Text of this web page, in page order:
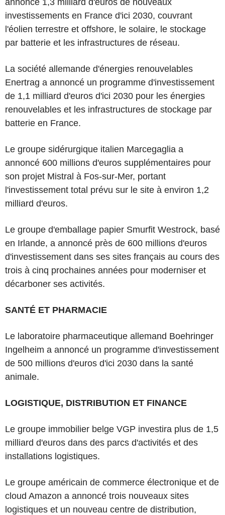
investissements en France d'ici 2030, couvrant
l'éolien terrestre et offshore, le solaire, le stockage
par batterie et les infrastructures de réseau.
La société allemande d'énergies renouvelables
Enertrag a annoncé un programme d'investissement
de 1,1 milliard d'euros d'ici 2030 pour les énergies
renouvelables et les infrastructures de stockage par
batterie en France.
Le groupe sidérurgique italien Marcegaglia a
annoncé 600 millions d'euros supplémentaires pour
son projet Mistral à Fos-sur-Mer, portant
l'investissement total prévu sur le site à environ 1,2
milliard d'euros.
Le groupe d'emballage papier Smurfit Westrock, basé
en Irlande, a annoncé près de 600 millions d'euros
d'investissement dans ses sites français au cours des
trois à cinq prochaines années pour moderniser et
décarboner ses activités.
SANTÉ ET PHARMACIE
Le laboratoire pharmaceutique allemand Boehringer
Ingelheim a annoncé un programme d'investissement
de 500 millions d'euros d'ici 2030 dans la santé
animale.
LOGISTIQUE, DISTRIBUTION ET FINANCE
Le groupe immobilier belge VGP investira plus de 1,5
milliard d'euros dans des parcs d'activités et des
installations logistiques.
Le groupe américain de commerce électronique et de
cloud Amazon a annoncé trois nouveaux sites
logistiques et un nouveau centre de distribution,